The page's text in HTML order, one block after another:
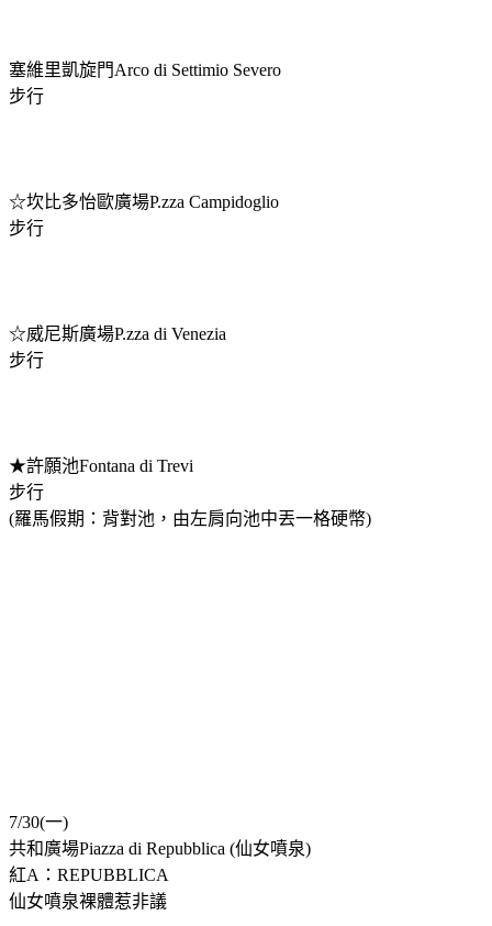
塞維里凱旋門Arco di Settimio Severo
步行
☆坎比多怡歐廣場P.zza Campidoglio
步行
☆威尼斯廣場P.zza di Venezia
步行
★許願池Fontana di Trevi
步行
(羅馬假期：背對池，由左肩向池中丟一格硬幣)
7/30(一)
共和廣場Piazza di Repubblica (仙女噴泉)
紅A：REPUBBLICA
仙女噴泉裸體惹非議